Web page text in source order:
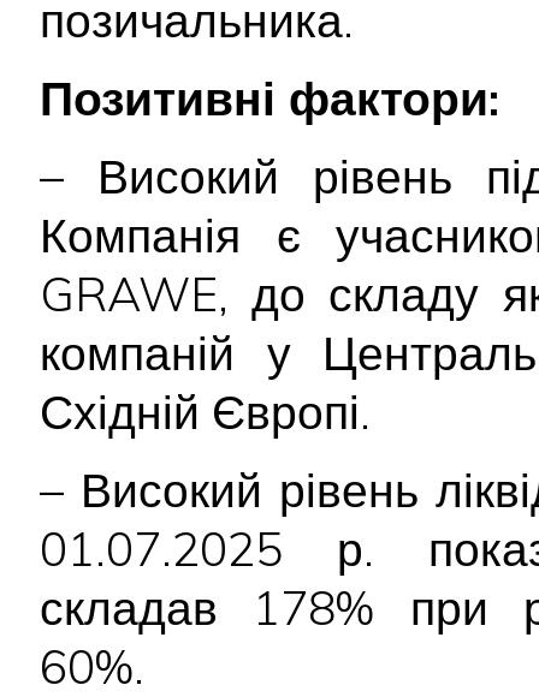
позичальника.
Позитивні фактори:
– Високий рівень
Компанія є
GRAWE, до складу
компаній у
Східній Європі.
– Високий рівень
01.07.2025 р.
складав 178% при
60%.